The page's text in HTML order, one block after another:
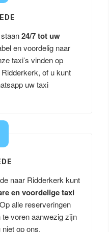
24/7 tot uw
en voordelig naar
taxi’s vinden op
of u kunt
uw taxi
naar Ridderkerk kunt
en voordelige taxi
alle reserveringen
voren aanwezig zijn
op ons.